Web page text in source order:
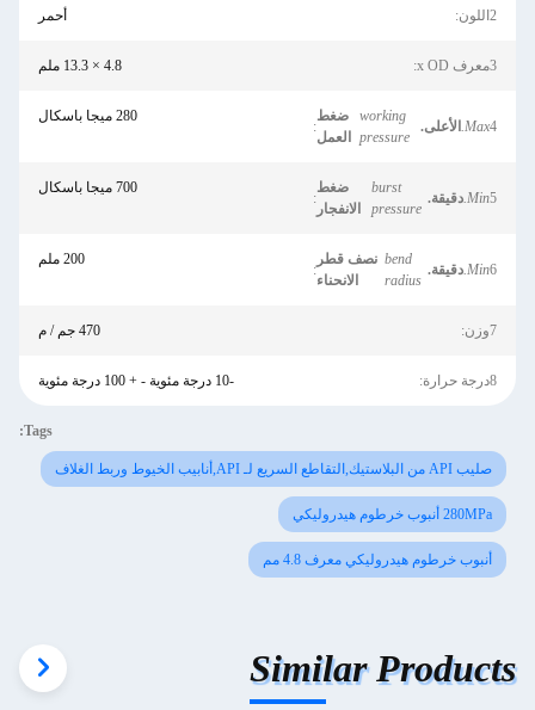
2اللون: أحمر
3معرف x OD: 4.8 × 13.3 ملم
4
Max. الأعلى.
working
pressure
ضغط
العمل
:
280 ميجا باسكال
5
Min. دقيقة.
burst
pressure
ضغط
الانفجار
:
700 ميجا باسكال
6
Min. دقيقة.
bend
radius
نصف قطر
الانحناء
:
200 ملم
7وزن: 470 جم / م
8درجة حرارة: -10 درجة مئوية - + 100 درجة مئوية
Tags:
صليب API من البلاستيك,التقاطع السريع لـ API,أنابيب الخيوط وربط الغلاف
280MPa أنبوب خرطوم هيدروليكي
أنبوب خرطوم هيدروليكي معرف 4.8 مم
Similar Products